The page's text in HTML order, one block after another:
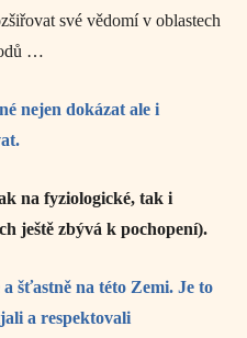
své vědomí v oblastech
…
nejen dokázat ale i
na fyziologické, tak i
ještě zbývá k pochopení).
šťastně na této Zemi. Je to
a respektovali